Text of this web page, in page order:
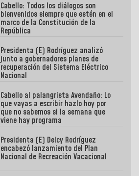
Cabello: Todos los diálogos son
bienvenidos siempre que estén en el
marco de la Constitución de la
República
Presidenta (E) Rodríguez analizó
junto a gobernadores planes de
recuperación del Sistema Eléctrico
Nacional
Cabello al palangrista Avendaño: Lo
que vayas a escribir hazlo hoy por
que no sabemos si la semana que
viene hay programa
Presidenta (E) Delcy Rodríguez
encabezó lanzamiento del Plan
Nacional de Recreación Vacacional